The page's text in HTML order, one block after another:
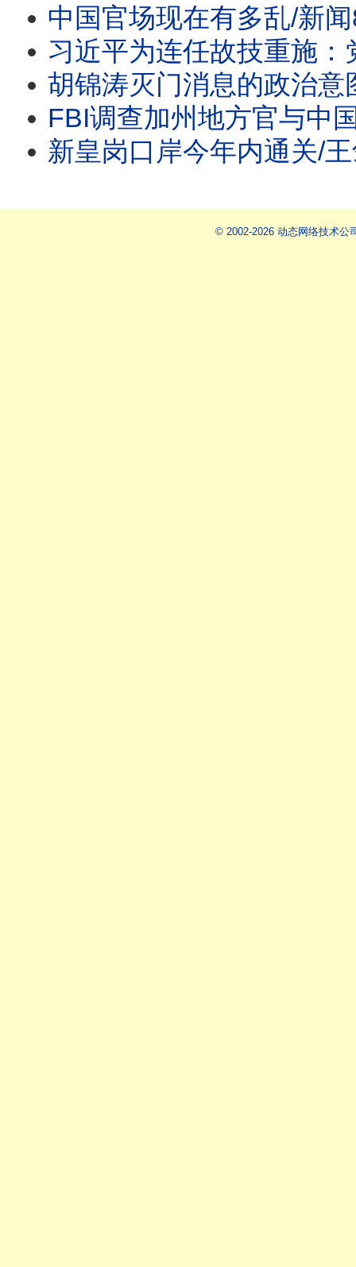
中国官场现在有多乱/新
习近平为连任故技重施：党内反腐党外打黑/川普
胡锦涛灭门消息的政治意图 /王剑
FBI调查加州地方官与中国代理人的关联
新皇岗口岸今年内通关/王剑每
© 2002-2026 动态网络技术公